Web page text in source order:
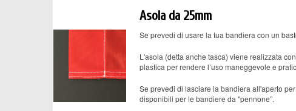
Asola da 25mm
Se prevedi di usare la tua bandiera con un
L'asola (detta anche tasca) viene realizzata
plastica per rendere l’uso maneggevole e
Se prevedi di lasciare la bandiera all'aperto
disponibili per le bandiere da "pennone”.